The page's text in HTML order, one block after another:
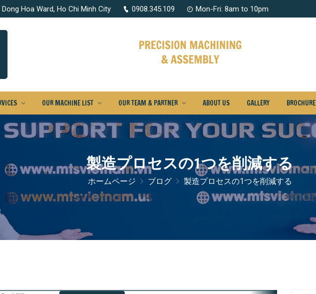
Hoa Ward, Ho Chi Minh City 0908.345.109 Mon-Fri: 8am to 10pm
OUR MACHINE LIST OUR TEAM & PARTNER ABOUT US GALLERY BROCHURE
製造プロセスの1つを削減する
ホームページ ブログ 製造プロセスの1つを削減する